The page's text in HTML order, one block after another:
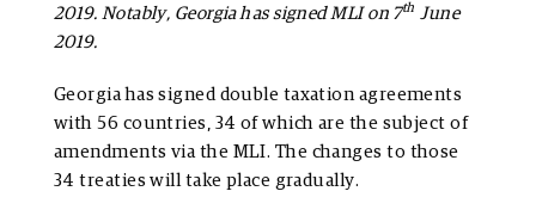
2019. Notably, Georgia has signed MLI on 7th
June
2019.
Georgia has signed double taxation agreements
with 56 countries, 34 of which are the subject of
amendments via the MLI. The changes to those
34 treaties will take place gradually.